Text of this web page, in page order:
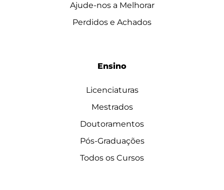
Ajude-nos a Melhorar
Perdidos e Achados
Ensino
Licenciaturas
Mestrados
Doutoramentos
Pós-Graduações
Todos os Cursos